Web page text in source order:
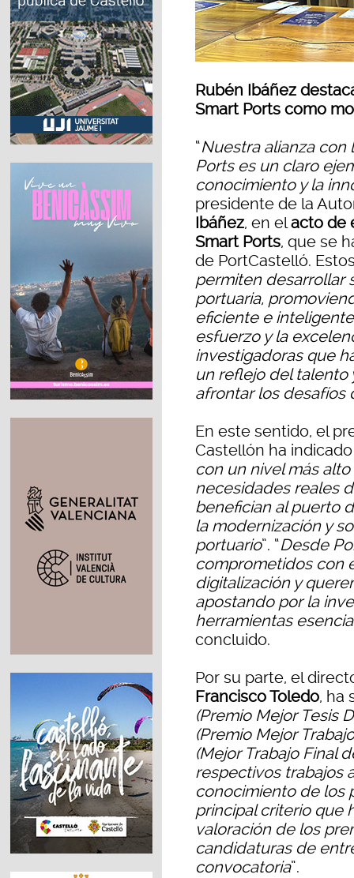
Rubén Ibáñez
Smart Ports como
“Nuestra alianza con
Ports es un claro
conocimiento y la
presidente de la
Ibáñez, en elacto de
Smart Ports, que se
de PortCastelló.
permiten desarrollar
portuaria,
eficiente e
esfuerzo y la
investigadoras que
un reflejo del talento
afrontar los desafíos
En este sentido, el
Castellón ha indicado
con un nivel más
necesidades reales
benefician al puerto
la modernización y
portuario”. “Desde
comprometidos con
digitalización y
apostando por la
herramientas
concluido.
Por su parte, el
Francisco Toledo, ha
(Premio Mejor Tesis
(Premio Mejor
(Mejor Trabajo Final
respectivos trabajos
conocimiento de los
principal criterio que
valoración de los
candidaturas de
convocatoria”.